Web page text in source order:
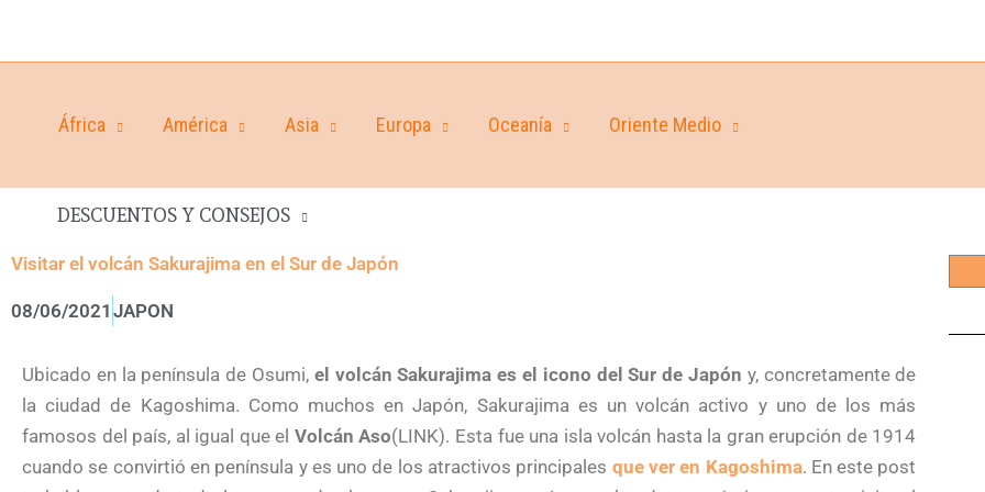
África América Asia Europa Oceanía Oriente Medio
DESCUENTOS Y CONSEJOS
Visitar el volcán Sakurajima en el Sur de Japón
08/06/2021 JAPON
Ubicado en la península de Osumi, el volcán Sakurajima es el icono del Sur de Japón y, concretamente de
la ciudad de Kagoshima. Como muchos en Japón, Sakurajima es un volcán activo y uno de los más
famosos del país, al igual que el Volcán Aso(LINK). Esta fue una isla volcán hasta la gran erupción de 1914
cuando se convirtió en península y es uno de los atractivos principales que ver en Kagoshima. En este post